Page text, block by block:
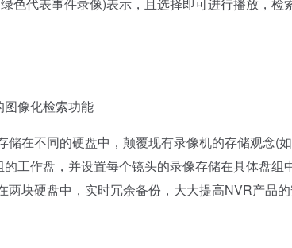
像化检索功能
在不同的硬盘中，颠覆现有录像机的存储观念(
工作盘，并设置每个镜头的录像存储在具体盘组
块硬盘中，实时冗余备份，大大提高NVR产品